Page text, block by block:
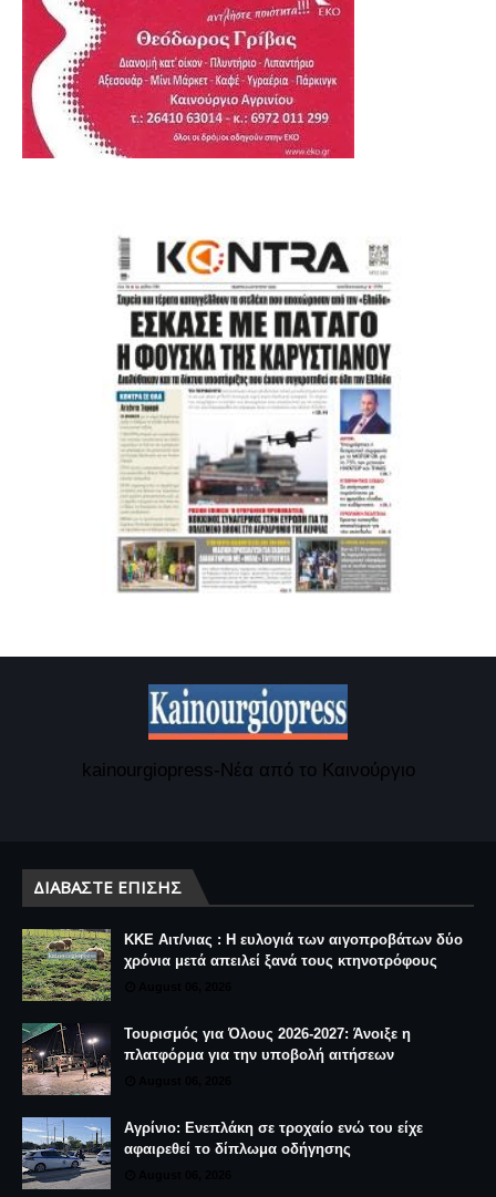
kainourgiopress-Νέα από το Καινούργιο
ΔΙΑΒΆΣΤΕ ΕΠΊΣΗΣ
ΚΚΕ Αιτ/νιας : Η ευλογιά των αιγοπροβάτων δύο
χρόνια μετά απειλεί ξανά τους κτηνοτρόφους
Τουρισμός για Όλους 2026-2027: Άνοιξε η
πλατφόρμα για την υποβολή αιτήσεων
Αγρίνιο: Ενεπλάκη σε τροχαίο ενώ του είχε
αφαιρεθεί το δίπλωμα οδήγησης